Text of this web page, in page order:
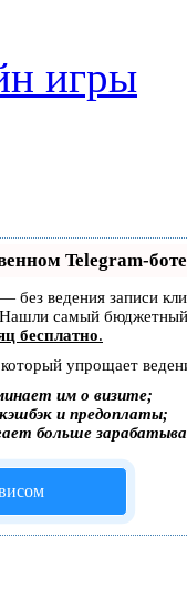
игры
Telegram-боте
без ведения записи
Нашли самый
бесплатно.
упрощает
им о визите;
и предоплаты;
больше